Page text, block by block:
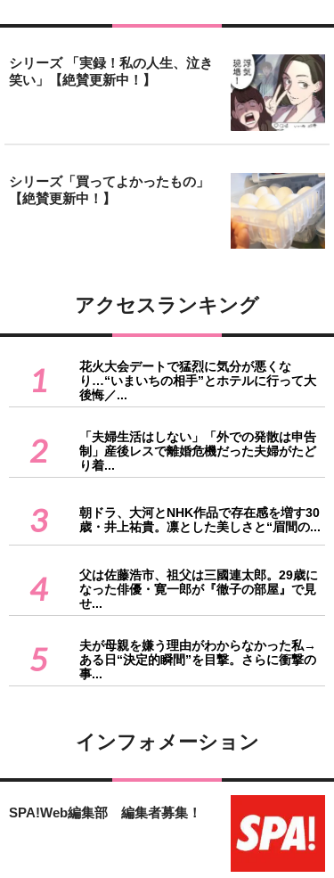
シリーズ 「実録！私の人生、泣き
笑い」【絶賛更新中！】
シリーズ「買ってよかったもの」
【絶賛更新中！】
アクセスランキング
1
花火大会デートで猛烈に気分が悪くな
り…“いまいちの相手”とホテルに行って大
後悔／...
2
「夫婦生活はしない」「外での発散は申告
制」産後レスで離婚危機だった夫婦がたど
り着...
3
朝ドラ、大河とNHK作品で存在感を増す30
歳・井上祐貴。凛とした美しさと“眉間の...
4
父は佐藤浩市、祖父は三國連太郎。29歳に
なった俳優・寛一郎が『徹子の部屋』で見
せ...
5
夫が母親を嫌う理由がわからなかった私→
ある日“決定的瞬間”を目撃。さらに衝撃の
事...
インフォメーション
SPA!Web編集部 編集者募集！